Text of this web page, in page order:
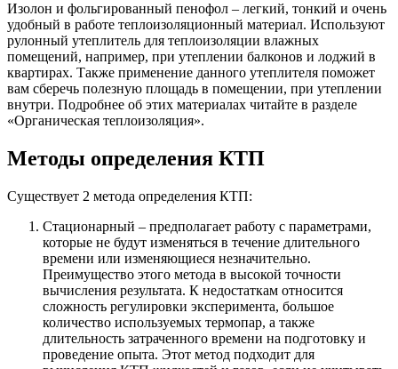
Изолон и фольгированный пенофол – легкий, тонкий и очень
удобный в работе теплоизоляционный материал. Используют
рулонный утеплитель для теплоизоляции влажных
помещений, например, при утеплении балконов и лоджий в
квартирах. Также применение данного утеплителя поможет
вам сберечь полезную площадь в помещении, при утеплении
внутри. Подробнее об этих материалах читайте в разделе
«Органическая теплоизоляция».
Методы определения КТП
Существует 2 метода определения КТП:
Стационарный – предполагает работу с параметрами,
которые не будут изменяться в течение длительного
времени или изменяющиеся незначительно.
Преимущество этого метода в высокой точности
вычисления результата. К недостаткам относится
сложность регулировки эксперимента, большое
количество используемых термопар, а также
длительность затраченного времени на подготовку и
проведение опыта. Этот метод подходит для